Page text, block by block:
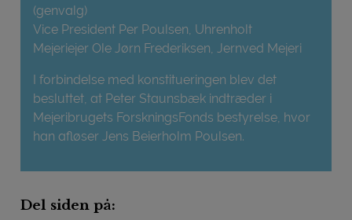
(genvalg)
Vice President Per Poulsen, Uhrenholt
Mejeriejer Ole Jørn Frederiksen, Jernved Mejeri
I forbindelse med konstitueringen blev det
besluttet, at Peter Staunsbæk indtræder i
Mejeribrugets ForskningsFonds bestyrelse, hvor
han afløser Jens Beierholm Poulsen.
Del siden på: